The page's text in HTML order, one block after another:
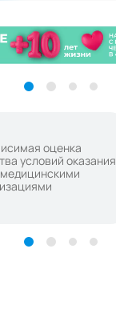
оценка
условий оказания